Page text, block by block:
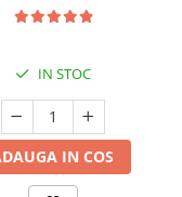
IN STOC
IN COS